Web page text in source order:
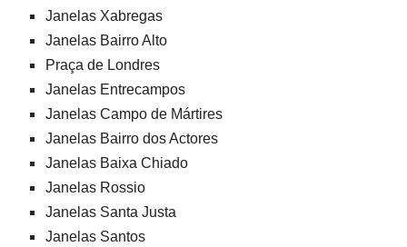
Janelas Xabregas
Janelas Bairro Alto
Praça de Londres
Janelas Entrecampos
Janelas Campo de Mártires
Janelas Bairro dos Actores
Janelas Baixa Chiado
Janelas Rossio
Janelas Santa Justa
Janelas Santos